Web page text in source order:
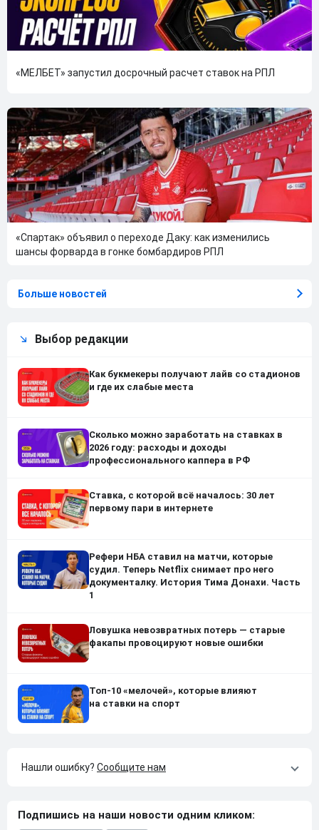
«МЕЛБЕТ» запустил досрочный расчет ставок на РПЛ
«Спартак» объявил о переходе Даку: как изменились
шансы форварда в гонке бомбардиров РПЛ
Больше новостей
Выбор редакции
Как букмекеры получают лайв со стадионов
и где их слабые места
Сколько можно заработать на ставках в
2026 году: расходы и доходы
профессионального каппера в РФ
Ставка, с которой всё началось: 30 лет
первому пари в интернете
Рефери НБА ставил на матчи, которые
судил. Теперь Netflix снимает про него
документалку. История Тима Донахи. Часть
1
Ловушка невозвратных потерь — старые
факапы провоцируют новые ошибки
Топ-10 «мелочей», которые влияют
на ставки на спорт
Нашли ошибку? Сообщите нам
Подпишись на наши новости одним кликом: